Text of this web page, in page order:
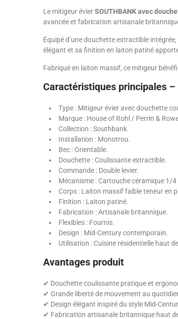
Le mitigeur évierSOUTHBANK avec
avancée et fabrication artisanale
Équipé d’une douchette extractible
élégant et sa finition en laiton patiné
Fabriqué en laiton massif, ce mitigeur
Caractéristiques principales
Type : Mitigeur évier avec douchette
Marque : House of Rohl / Perrin &
Collection : Southbank.
Installation : Monotrou.
Bec : Orientable.
Douchette : Coulissante extractible.
Commande : Double levier.
Mécanisme : Cartouche céramique 1/4
Corps : Laiton massif faible teneur en
Finition : Laiton patiné.
Fabrication : Artisanale britannique.
Flexibles : Fournis.
Design : Mid-Century contemporain.
Utilisation : Cuisine résidentielle haut
Avantages produit
✔ Douchette coulissante pratique et
✔ Grande liberté de mouvement au
✔ Design élégant inspiré du style Mid-
✔ Fabrication artisanale britannique haut